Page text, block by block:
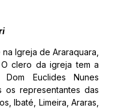
Igreja de Araraquara,
clero da igreja tem a
Euclides Nunes
os representantes das
Ibaté, Limeira, Araras,